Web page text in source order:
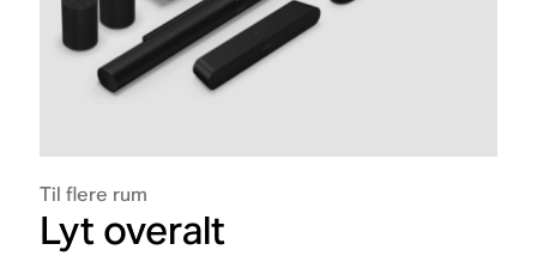
Til flere rum
Lyt overalt